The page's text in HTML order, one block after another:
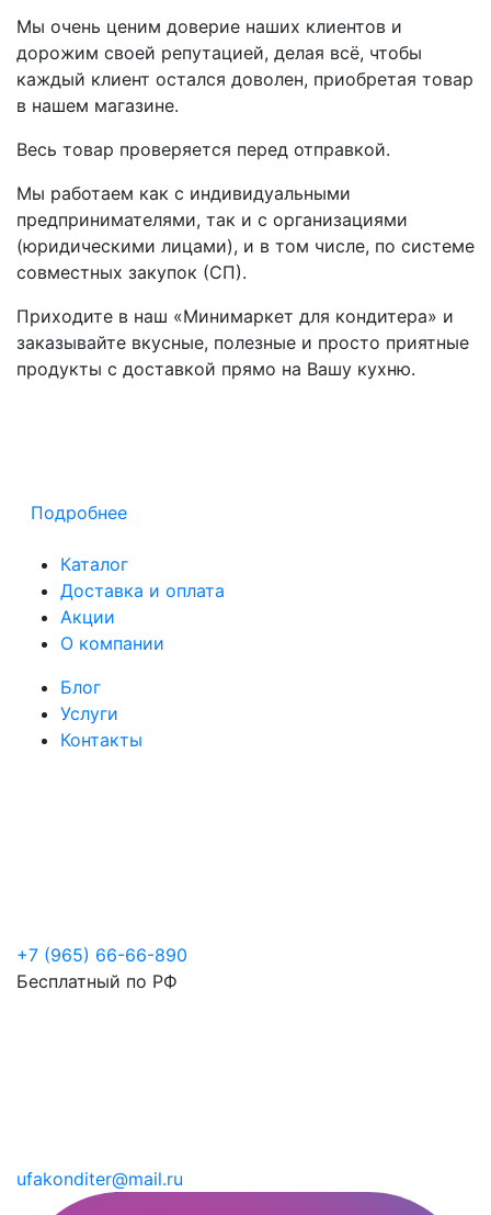
Мы очень ценим доверие наших клиентов и
дорожим своей репутацией, делая всё, чтобы
каждый клиент остался доволен, приобретая товар
в нашем магазине.
Весь товар проверяется перед отправкой.
Мы работаем как с индивидуальными
предпринимателями, так и с организациями
(юридическими лицами), и в том числе, по системе
совместных закупок (СП).
Приходите в наш «Минимаркет для кондитера» и
заказывайте вкусные, полезные и просто приятные
продукты с доставкой прямо на Вашу кухню.
Подробнее
Каталог
Доставка и оплата
Акции
О компании
Блог
Услуги
Контакты
+7 (965) 66-66-890
Бесплатный по РФ
ufakonditer@mail.ru